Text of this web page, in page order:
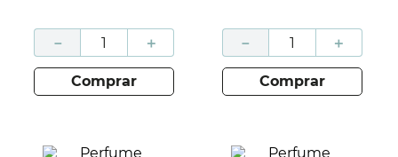
＋
－
comprar
＋
－
comprar